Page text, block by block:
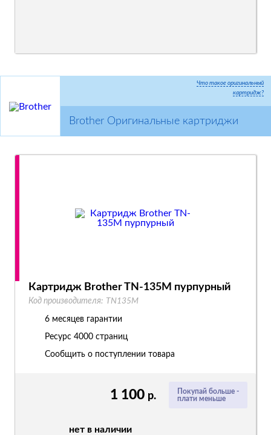
Что такое оригинальный
картридж?
Brother Оригинальные картриджи
Покупай больше -
плати меньше
1 100 р.
нет в наличии
Картридж Brother TN-135M пурпурный
Код производителя: TN135M
6 месяцев гарантии
Ресурс 4000 страниц
Сообщить о поступлении товара